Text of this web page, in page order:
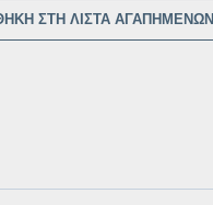
ΣΤΗ ΛΊΣΤΑ ΑΓΑΠΗΜΈΝΩΝ